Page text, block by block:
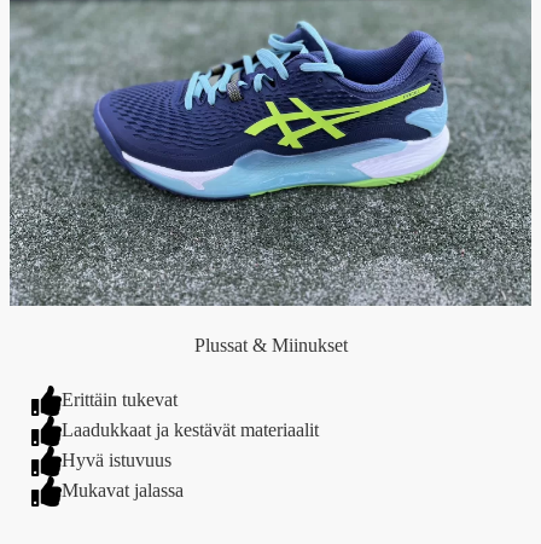
Plussat & Miinukset
Erittäin tukevat
Laadukkaat ja kestävät materiaalit
Hyvä istuvuus
Mukavat jalassa